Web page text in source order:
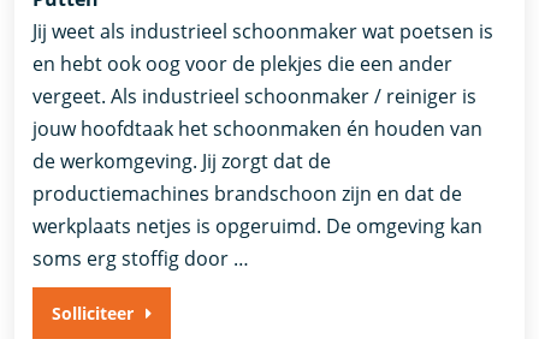
Jij weet als industrieel schoonmaker wat poetsen is
en hebt ook oog voor de plekjes die een ander
vergeet. Als industrieel schoonmaker / reiniger is
jouw hoofdtaak het schoonmaken én houden van
de werkomgeving. Jij zorgt dat de
productiemachines brandschoon zijn en dat de
werkplaats netjes is opgeruimd. De omgeving kan
soms erg stoffig door …
Solliciteer